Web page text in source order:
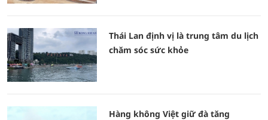
Thái Lan định vị là trung tâm du lịch
chăm sóc sức khỏe
Hàng không Việt giữ đà tăng